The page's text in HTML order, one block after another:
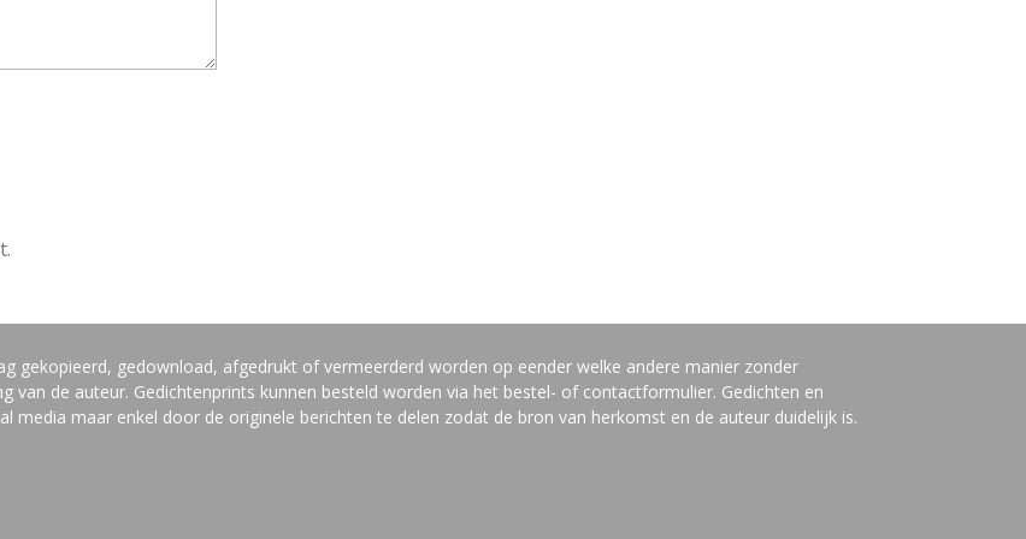
gekopieerd, gedownload, afgedrukt of vermeerderd worden op eender welke andere manier zonder
van de auteur. Gedichtenprints kunnen besteld worden via het bestel- of contactformulier. Gedichten en
maar enkel door de originele berichten te delen zodat de bron van herkomst en de auteur duidelijk is.